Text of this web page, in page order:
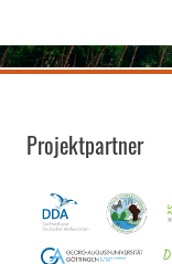
Projektpartner